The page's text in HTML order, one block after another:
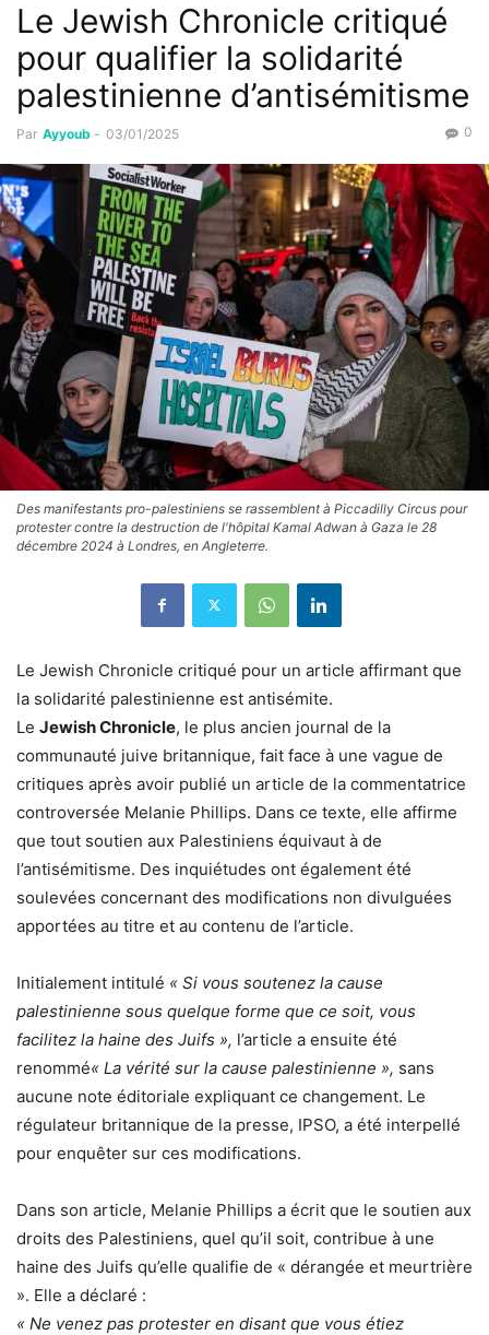
Le Jewish Chronicle critiqué
pour qualifier la solidarité
palestinienne d’antisémitisme
Par Ayyoub - 03/01/2025 0
Des manifestants pro-palestiniens se rassemblent à Piccadilly Circus pour
protester contre la destruction de l'hôpital Kamal Adwan à Gaza le 28
décembre 2024 à Londres, en Angleterre.
Le Jewish Chronicle critiqué pour un article affirmant que
la solidarité palestinienne est antisémite.
Le Jewish Chronicle, le plus ancien journal de la
communauté juive britannique, fait face à une vague de
critiques après avoir publié un article de la commentatrice
controversée Melanie Phillips. Dans ce texte, elle affirme
que tout soutien aux Palestiniens équivaut à de
l’antisémitisme. Des inquiétudes ont également été
soulevées concernant des modifications non divulguées
apportées au titre et au contenu de l’article.
Initialement intitulé « Si vous soutenez la cause
palestinienne sous quelque forme que ce soit, vous
facilitez la haine des Juifs », l’article a ensuite été
renommé« La vérité sur la cause palestinienne », sans
aucune note éditoriale expliquant ce changement. Le
régulateur britannique de la presse, IPSO, a été interpellé
pour enquêter sur ces modifications.
Dans son article, Melanie Phillips a écrit que le soutien aux
droits des Palestiniens, quel qu’il soit, contribue à une
haine des Juifs qu’elle qualifie de « dérangée et meurtrière
». Elle a déclaré :
« Ne venez pas protester en disant que vous étiez